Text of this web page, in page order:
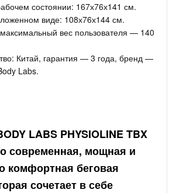
состоянии: 167х76х141 см.
виде: 108х76х144 см.
вес пользователя — 140
Китай, гарантия — 3 года, бренд —
Labs.
LABS PHYSIOLINE TBX
современная, мощная и
комфортная беговая
сочетает в себе